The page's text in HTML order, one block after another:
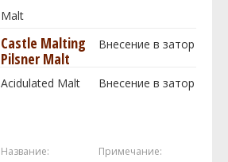
Malt
Castle Malting
Pilsner Malt
Внесение в затор
Acidulated Malt Внесение в затор
Название: Примечание: